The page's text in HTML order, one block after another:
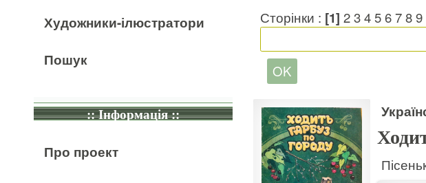
Художники-ілюстратори
Пошук
:: Інформація ::
Про проект
Сторінки : [1] 2 3 4 5 6 7 8 9